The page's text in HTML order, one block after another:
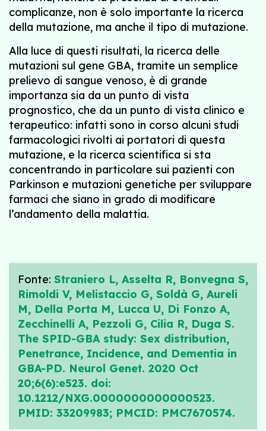
complicanze, non è solo importante la ricerca
della mutazione, ma anche il tipo di mutazione.
Alla luce di questi risultati, la ricerca delle
mutazioni sul gene GBA, tramite un semplice
prelievo di sangue venoso, è di grande
importanza sia da un punto di vista
prognostico, che da un punto di vista clinico e
terapeutico: infatti sono in corso alcuni studi
farmacologici rivolti ai portatori di questa
mutazione, e la ricerca scientifica si sta
concentrando in particolare sui pazienti con
Parkinson e mutazioni genetiche per sviluppare
farmaci che siano in grado di modificare
l’andamento della malattia.
Fonte: Straniero L, Asselta R, Bonvegna S,
Rimoldi V, Melistaccio G, Soldà G, Aureli
M, Della Porta M, Lucca U, Di Fonzo A,
Zecchinelli A, Pezzoli G, Cilia R, Duga S.
The SPID-GBA study: Sex distribution,
Penetrance, Incidence, and Dementia in
GBA-PD. Neurol Genet. 2020 Oct
20;6(6):e523. doi:
10.1212/NXG.0000000000000523.
PMID: 33209983; PMCID: PMC7670574.